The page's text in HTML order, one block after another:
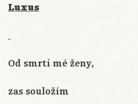
Luxus
Od smrti mé ženy,
zas souložím